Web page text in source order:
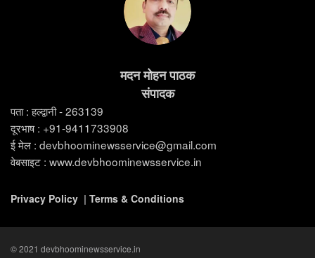
मदन मोहन पाठक
संपादक
पता : हल्द्वानी - 263139
दूरभाष : +91-9411733908
ई मेल : devbhoominewsservice@gmail.com
वेबसाइट : www.devbhoominewsservice.in
Privacy Policy | Terms & Conditions
© 2021 devbhoominewsservice.in